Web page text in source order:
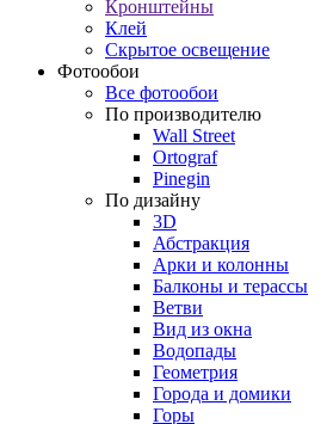
Кронштейны
Клей
Скрытое освещение
Фотообои
Все фотообои
По производителю
Wall Street
Ortograf
Pinegin
По дизайну
3D
Абстракция
Арки и колонны
Балконы и терассы
Ветви
Вид из окна
Водопады
Геометрия
Города и домики
Горы